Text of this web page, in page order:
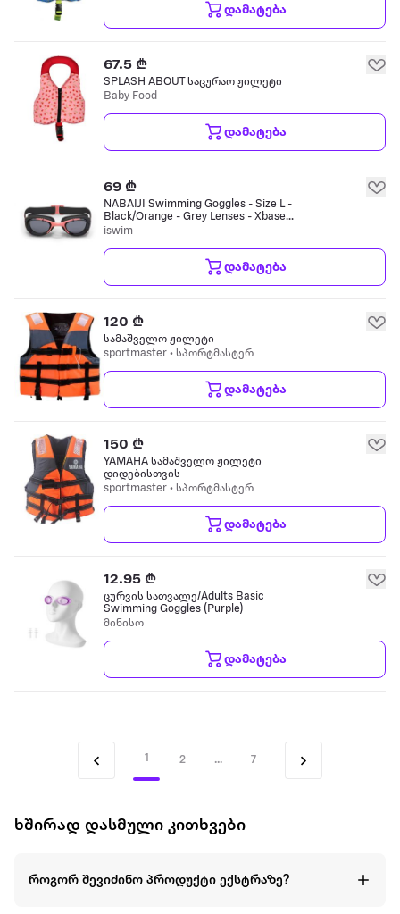
დამატება
67.5 ₾
SPLASH ABOUT საცურაო ჟილეტი
Baby Food
დამატება
69 ₾
NABAIJI Swimming Goggles - Size L -
Black/Orange - Grey Lenses - Xbase
ცურვის სათვალე
iswim
დამატება
120 ₾
სამაშველო ჟილეტი
sportmaster • სპორტმასტერ
დამატება
150 ₾
YAMAHA სამაშველო ჟილეტი
დიდებისთვის
sportmaster • სპორტმასტერ
დამატება
12.95 ₾
ცურვის სათვალე/Adults Basic
Swimming Goggles (Purple)
მინისო
დამატება
1 2 ... 7
ხშირად დასმული კითხვები
როგორ შევიძინო პროდუქტი ექსტრაზე?